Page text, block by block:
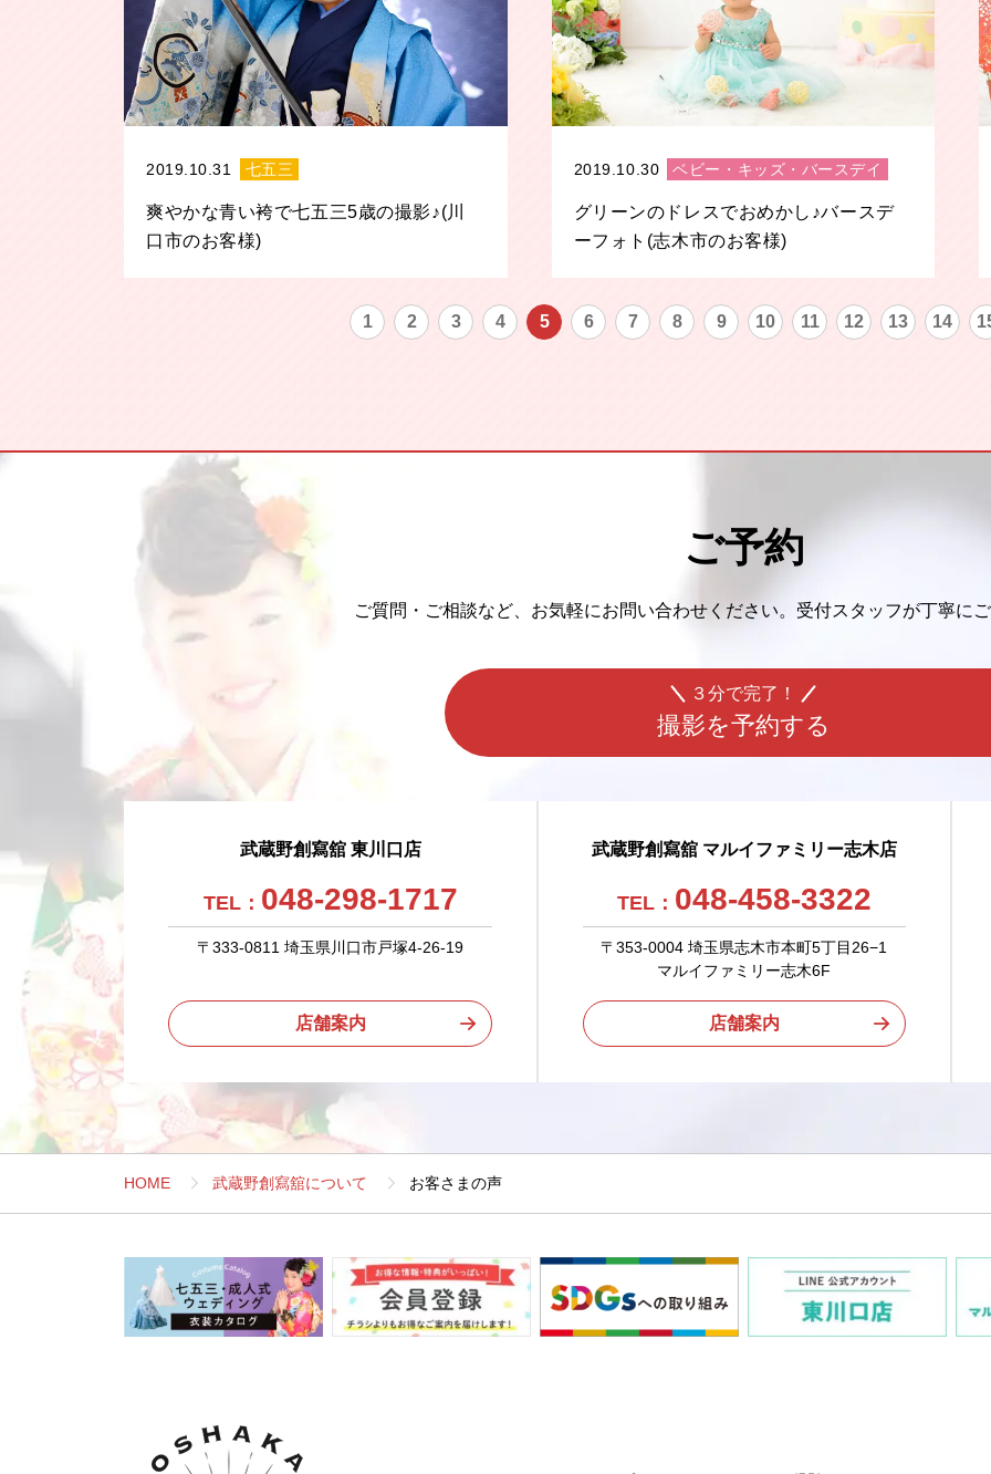
2019.10.31 七五三
爽やかな青い袴で七五三5歳の撮影♪(川
口市のお客様)
2019.10.30 ベビー・キッズ・バースデイ
グリーンのドレスでおめかし♪バースデ
ーフォト(志木市のお客様)
1 2 3 4 5 6 7 8 9 10 11 12 13 14
ご予約
ご質問・ご相談など、 お気軽にお問い合わせください。 受付スタッフが丁寧に
３分で完了！
撮影を予約する
武蔵野創寫舘 東川口店
TEL： 048-298-1717
〒333-0811 埼玉県川口市戸塚4-26-19
店舗案内
武蔵野創寫舘 マルイファミリー志木店
TEL： 048-458-3322
〒353-0004 埼玉県志木市本町5丁目26−1
マルイファミリー志木6F
店舗案内
HOME 武蔵野創寫舘について お客さまの声